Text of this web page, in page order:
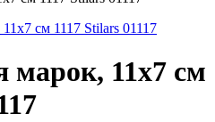
11х7 см